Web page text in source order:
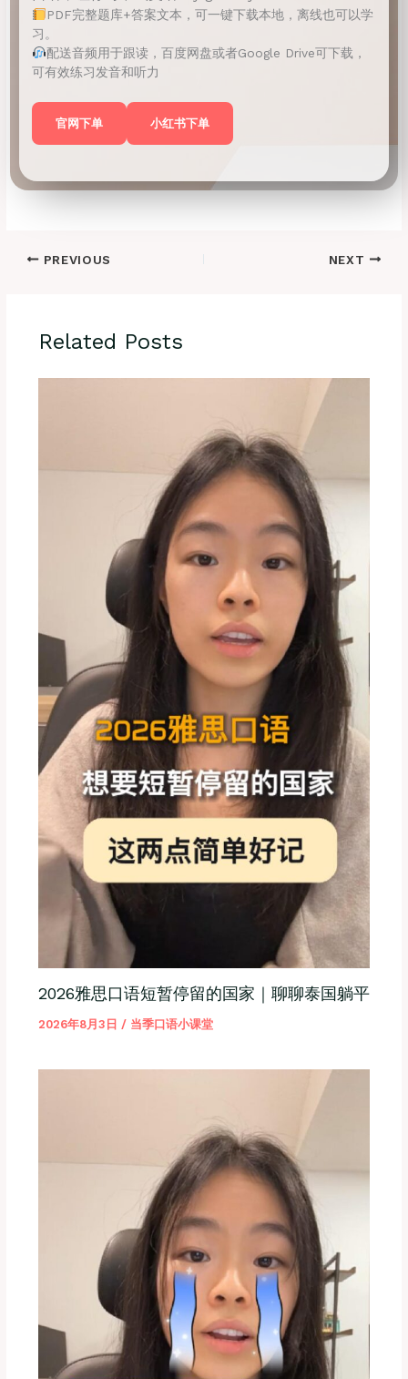
PDF完整题库+答案文本，可一键下载本地，离线也可以学
习。
配送音频用于跟读，百度网盘或者Google Drive可下载，
可有效练习发音和听力
官网下单 小红书下单
PREVIOUS NEXT
Related Posts
2026雅思口语短暂停留的国家｜聊聊泰国躺平
2026年8月3日 / 当季口语小课堂